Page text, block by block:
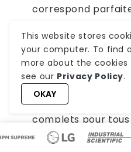
correspond
commerciaux et
Prise en charge
consultation
déploiement, nous
complets pour
de développement
This website stores
your computer. To find
more about the cookies
see our Privacy Policy.
OKAY